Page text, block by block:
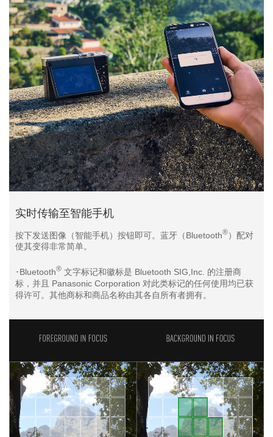
实时传输至智能手机
按下发送图像（智能手机）按钮即可。蓝牙（Bluetooth®）配对
使其变得非常简单。
･Bluetooth® 文字标记和徽标是 Bluetooth SIG,Inc. 的注册商
标，并且 Panasonic Corporation 对此类标记的任何使用均已获
得许可。其他商标和商品名称由其各自所有者拥有。